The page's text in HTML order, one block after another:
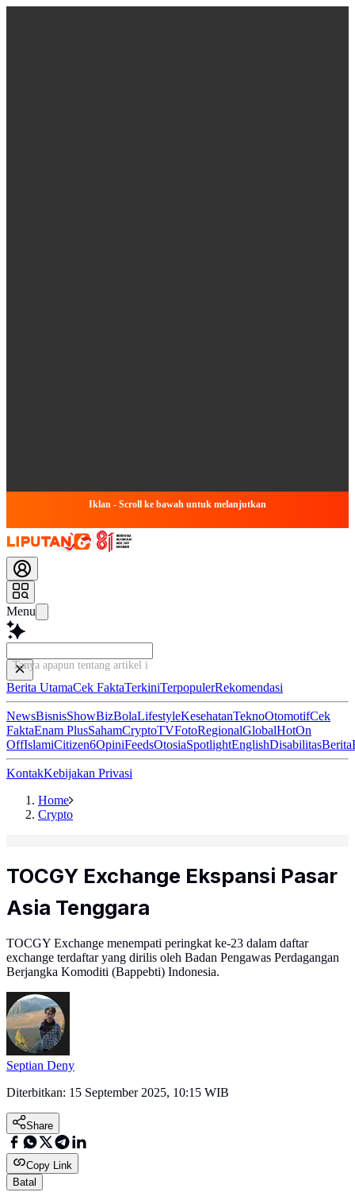
Iklan - Scroll ke bawah untuk melanjutkan
Menu
Tanya apapun tentang artikel ini...
Berita UtamaCek FaktaTerkiniTerpopulerRekomendasi
NewsBisnisShowBizBolaLifestyleKesehatanTeknoOtomotifCek
FaktaEnam PlusSahamCryptoTVFotoRegionalGlobalHotOn
OffIslamiCitizen6OpiniFeedsOtosiaSpotlightEnglishDisabilitasBerita
KontakKebijakan Privasi
Home
Crypto
TOCGY Exchange Ekspansi Pasar
Asia Tenggara
TOCGY Exchange menempati peringkat ke-23 dalam daftar
exchange terdaftar yang dirilis oleh Badan Pengawas Perdagangan
Berjangka Komoditi (Bappebti) Indonesia.
Septian Deny
Diterbitkan: 15 September 2025, 10:15 WIB
Share
Copy Link
Batal